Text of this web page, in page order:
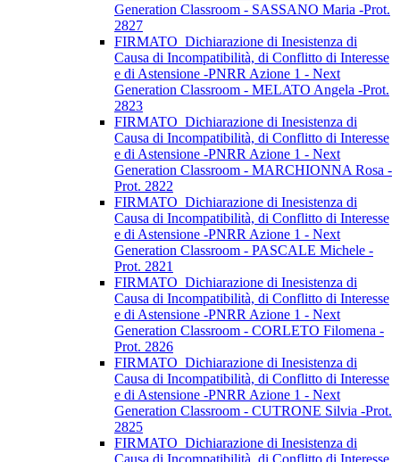
Generation Classroom - SASSANO Maria -Prot.
2827
FIRMATO_Dichiarazione di Inesistenza di
Causa di Incompatibilità, di Conflitto di Interesse
e di Astensione -PNRR Azione 1 - Next
Generation Classroom - MELATO Angela -Prot.
2823
FIRMATO_Dichiarazione di Inesistenza di
Causa di Incompatibilità, di Conflitto di Interesse
e di Astensione -PNRR Azione 1 - Next
Generation Classroom - MARCHIONNA Rosa -
Prot. 2822
FIRMATO_Dichiarazione di Inesistenza di
Causa di Incompatibilità, di Conflitto di Interesse
e di Astensione -PNRR Azione 1 - Next
Generation Classroom - PASCALE Michele -
Prot. 2821
FIRMATO_Dichiarazione di Inesistenza di
Causa di Incompatibilità, di Conflitto di Interesse
e di Astensione -PNRR Azione 1 - Next
Generation Classroom - CORLETO Filomena -
Prot. 2826
FIRMATO_Dichiarazione di Inesistenza di
Causa di Incompatibilità, di Conflitto di Interesse
e di Astensione -PNRR Azione 1 - Next
Generation Classroom - CUTRONE Silvia -Prot.
2825
FIRMATO_Dichiarazione di Inesistenza di